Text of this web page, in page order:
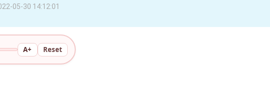
05-30 14:12:01
A+ Reset